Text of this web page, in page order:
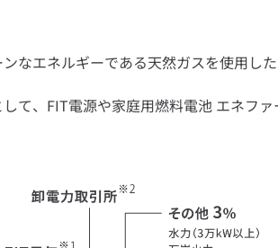
なエネルギーである天然ガスを使用
て、FIT電源や家庭用燃料電池 エネフ